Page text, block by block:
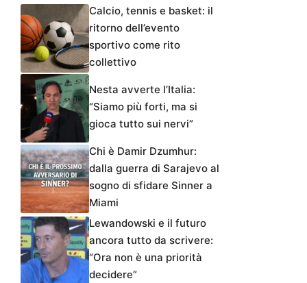
Calcio, tennis e basket: il
ritorno dell’evento
sportivo come rito
collettivo
Nesta avverte l’Italia:
“Siamo più forti, ma si
gioca tutto sui nervi”
Chi è Damir Dzumhur:
dalla guerra di Sarajevo al
sogno di sfidare Sinner a
Miami
Lewandowski e il futuro
ancora tutto da scrivere:
“Ora non è una priorità
decidere”